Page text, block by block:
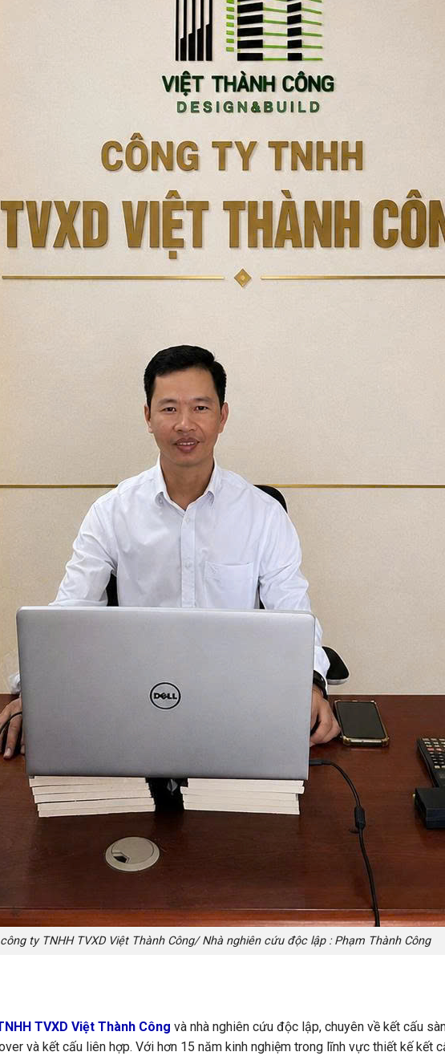
ty TNHH TVXD Việt Thành Công/ Nhà nghiên cứu độc lập : Phạm Thành Công
TVXD Việt Thành Công và nhà nghiên cứu độc lập, chuyên về kết cấu
và kết cấu liên hợp. Với hơn 15 năm kinh nghiệm trong lĩnh vực thiết kế kết